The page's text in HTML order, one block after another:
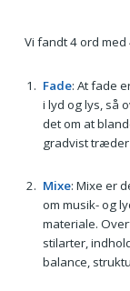
Vi fandt 4 ord
Fade: At fade
i lyd og lys, så
det om at
gradvist træder
Mixe: Mixe er
om musik- og
materiale.
stilarter,
balance,